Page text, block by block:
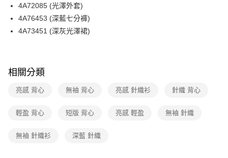
便利好安心！
１．簡單：不需註冊會員、不需綁卡、不需儲值。
２．便利：只要手機號碼，簡訊認證，即可結帳。
３．安心：先確認商品／服務後，再付款。
結帳頁面，進行簡訊認證並確認金額後，即可完成結帳。
２．訂單成立數日內，您將收到繳費通知簡訊。
３．收到繳費通知簡訊後14天內，點擊此簡訊中的連結，可透過四大超商／
ATM／網路銀行／等多元方式進行付款，方視為交易完成。
購買商品的店家。未經商家同意取消之訂單仍視為有效，需透過AFTEE先享
※ 交易是否成功請以「AFTEE先享後付 」之結帳頁面顯示為準，若有關於
是否繳費成功／繳費後需取消欲退款等相關疑問，請聯繫「AFTEE先享後付
運送方式
全家取貨付款
付款後全家FamilyMart取貨
每筆NT$90，滿NT$3,600(含以上)免運費
付款後7-11取貨
4A72085 (光澤外套)
4A76453 (深藍七分褲)
4A73451 (深灰光澤裙)
相關分類
亮感 背心 無袖 背心 亮感 針織衫 針織 背心
輕盈 背心 短版 背心 亮感 輕盈 無袖 針織
無袖 針織衫 深藍 針織